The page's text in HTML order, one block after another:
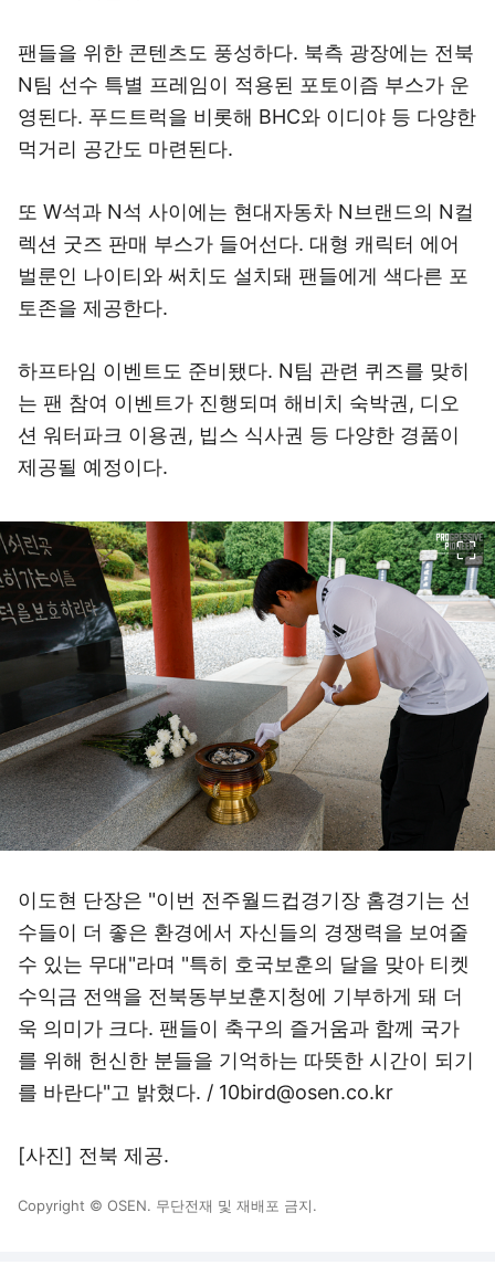
팬들을 위한 콘텐츠도 풍성하다. 북측 광장에는 전북
N팀 선수 특별 프레임이 적용된 포토이즘 부스가 운
영된다. 푸드트럭을 비롯해 BHC와 이디야 등 다양한
먹거리 공간도 마련된다.
또 W석과 N석 사이에는 현대자동차 N브랜드의 N컬
렉션 굿즈 판매 부스가 들어선다. 대형 캐릭터 에어
벌룬인 나이티와 써치도 설치돼 팬들에게 색다른 포
토존을 제공한다.
하프타임 이벤트도 준비됐다. N팀 관련 퀴즈를 맞히
는 팬 참여 이벤트가 진행되며 해비치 숙박권, 디오
션 워터파크 이용권, 빕스 식사권 등 다양한 경품이
제공될 예정이다.
이도현 단장은 "이번 전주월드컵경기장 홈경기는 선
수들이 더 좋은 환경에서 자신들의 경쟁력을 보여줄
수 있는 무대"라며 "특히 호국보훈의 달을 맞아 티켓
수익금 전액을 전북동부보훈지청에 기부하게 돼 더
욱 의미가 크다. 팬들이 축구의 즐거움과 함께 국가
를 위해 헌신한 분들을 기억하는 따뜻한 시간이 되기
를 바란다"고 밝혔다. / 10bird@osen.co.kr
[사진] 전북 제공.
Copyright © OSEN. 무단전재 및 재배포 금지.